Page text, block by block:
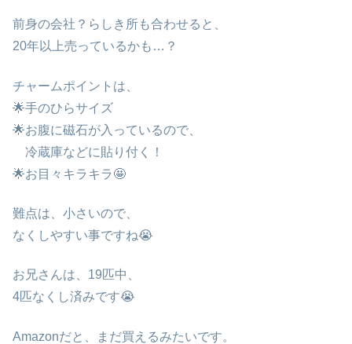
前身の会社？らしき所も合わせると、
20年以上売っているかも…？
チャームポイントは、
🌟手のひらサイズ
🌟お腹に磁石が入っているので、
冷蔵庫などに貼り付く！
🌟お目々キラキラ🤩
難点は、小さいので、
なくしやすい事ですね😭
お兄さんは、19匹中、
4匹なくし済みです😭
Amazonだと、まだ買えるみたいです。